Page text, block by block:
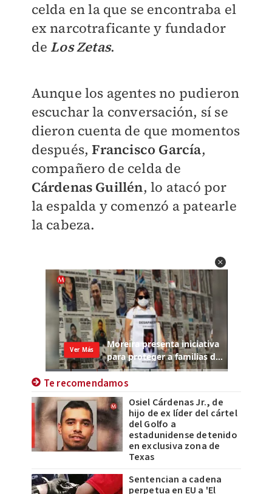
celda en la que se encontraba el
ex narcotraficante y fundador
de Los Zetas.
Aunque los agentes no pudieron
escuchar la conversación, sí se
dieron cuenta de que momentos
después,Francisco García,
compañero de celda de
Cárdenas Guillén, lo atacó por
la espalda y comenzó a patearle
la cabeza.
Te recomendamos
Osiel Cárdenas Jr., de
hijo de ex líder del cártel
del Golfo a
estadunidense detenido
en exclusiva zona de
Texas
Sentencian a cadena
perpetua en EU a 'El